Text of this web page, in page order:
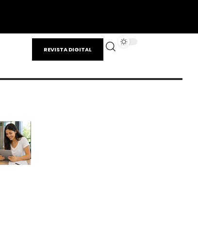
REVISTA DIGITAL